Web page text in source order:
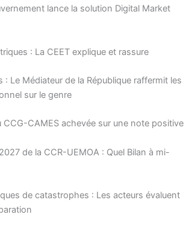
lance la solution Digital Market
: La CEET explique et rassure
: Le Médiateur de la République raffermit les
sur le genre
CCG-CAMES achevée sur une note positive
de la CCR-UEMOA : Quel Bilan à mi-
de catastrophes : Les acteurs évaluent